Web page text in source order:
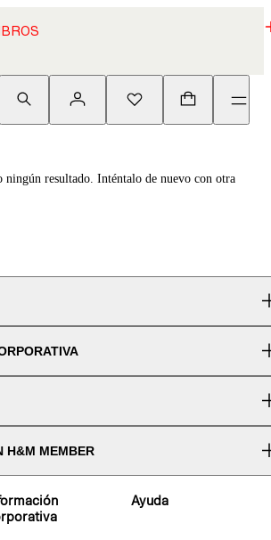
ningún resultado. Inténtalo de nuevo con otra
H&M MEMBER
Ayuda